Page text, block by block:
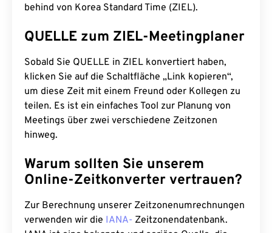
behind von Korea Standard Time (ZIEL).
QUELLE zum ZIEL-Meetingplaner
Sobald Sie QUELLE in ZIEL konvertiert haben,
klicken Sie auf die Schaltfläche „Link kopieren“,
um diese Zeit mit einem Freund oder Kollegen zu
teilen. Es ist ein einfaches Tool zur Planung von
Meetings über zwei verschiedene Zeitzonen
hinweg.
Warum sollten Sie unserem
Online-Zeitkonverter vertrauen?
Zur Berechnung unserer Zeitzonenumrechnungen
verwenden wir die IANA- Zeitzonendatenbank.